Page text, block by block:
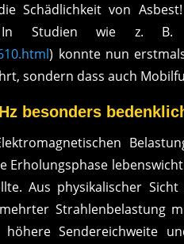
Schädlichkeit von
Studien wie z. B.
) konnte nun
sondern dass auch
besonders
Aus physikalischer
Strahlenbelastung
Sendereichweite